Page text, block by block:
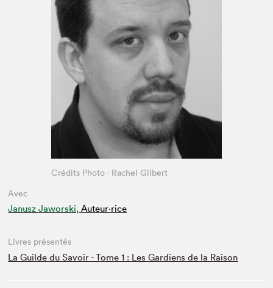
Avec
Janusz Jaworski, Auteur·rice
Crédits Photo - Rachel Gilbert
Livres présentés
La Guilde du Savoir - Tome 1 : Les Gardiens de la Raison